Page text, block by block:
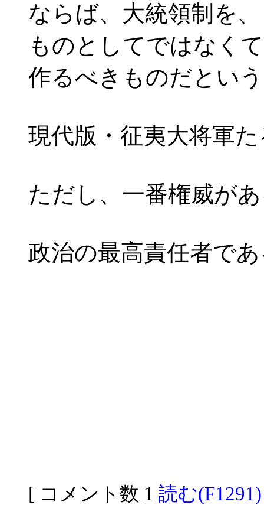
ならば、大統領制を
ものとしてではなく
作るべきものだとい
現代版・征夷大将軍
ただし、一番権威が
政治の最高責任者で
[ コメント数 1 読む(F1291)